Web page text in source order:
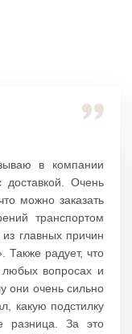
в компании
доставкой. Очень
можно заказать
транспортом
главных причин
Также радует, что
вопросах и
они очень сильно
какую подстилку
разница. За это